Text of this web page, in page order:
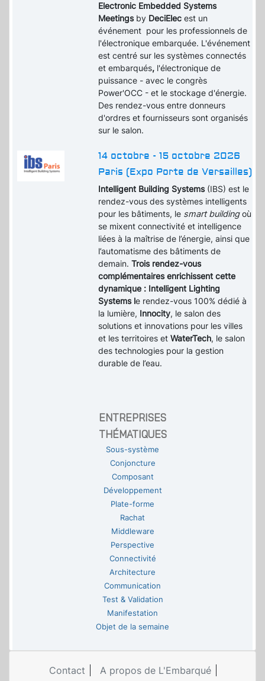
Electronic Embedded Systems
Meetingsby DeciElecest un
événement pour les professionnels de
l'électronique embarquée. L'événement
est centré sur les systèmes connectés
et embarqués, l'électronique de
puissance - avec le congrès
Power'OCC - et le stockage d'énergie.
Des rendez-vous entre donneurs
d'ordres et fournisseurs sont organisés
sur le salon.
14 octobre - 15 octobre 2026
Paris (Expo Porte de Versailles)
Intelligent Building Systems(IBS) est le
rendez-vous des systèmes intelligents
pour les bâtiments, le smart buildingoù
se mixent connectivité et intelligence
liées à la maîtrise de l’énergie, ainsi que
l’automatisme des bâtiments de
demain.Trois rendez-vous
complémentaires enrichissent cette
dynamique : Intelligent Lighting
Systems le rendez-vous 100% dédié à
la lumière, Innocity, le salon des
solutions et innovations pour les villes
et les territoires etWaterTech, le salon
des technologies pour la gestion
durable de l’eau.
ENTREPRISES
THÉMATIQUES
Sous-système
Conjoncture
Composant
Développement
Plate-forme
Rachat
Middleware
Perspective
Connectivité
Architecture
Communication
Test & Validation
Manifestation
Objet de la semaine
Contact A propos de L'Embarqué